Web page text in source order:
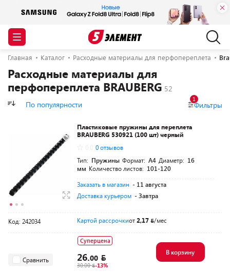
Главная Каталог Расходные материалы для перфопереплета
Расходные материалы для
перфопереплета BRAUBERG
По популярности Фильтры
1
Пластиковые пружины для переплета
BRAUBERG 530921 (100 шт) черный
0 отзывов
Тип: Пружины Формат: A4 Диаметр: 16
мм Количество листов: 101-120
Заказать в магазин - 11 августа
Доставка курьером - Завтра
Код: 242034 Картой рассрочкиот2,17 /мес
Сравнить
Суперцена
26.00
30.00 -13%
В корзину